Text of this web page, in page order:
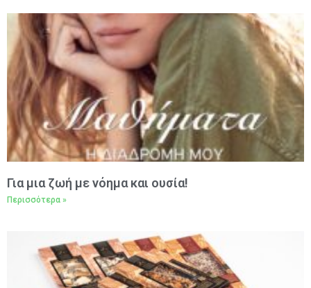
Για μια ζωή με νόημα και ουσία!
Περισσότερα »